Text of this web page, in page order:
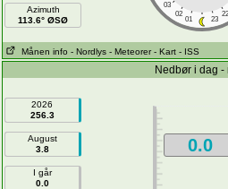
Azimuth
113.6° ØSØ
03
02
22
01 23
Månen info - Nordlys - Meteorer - Kart - ISS
Nedbør i dag -
2026
256.3
August
3.8
I går
0.0
0.0